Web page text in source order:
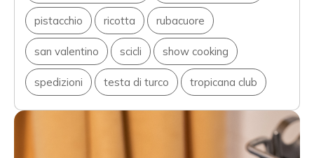
pistacchio ricotta rubacuore
san valentino scicli show cooking
spedizioni testa di turco tropicana club